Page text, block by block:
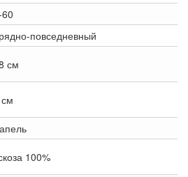
повседневный
см
100%